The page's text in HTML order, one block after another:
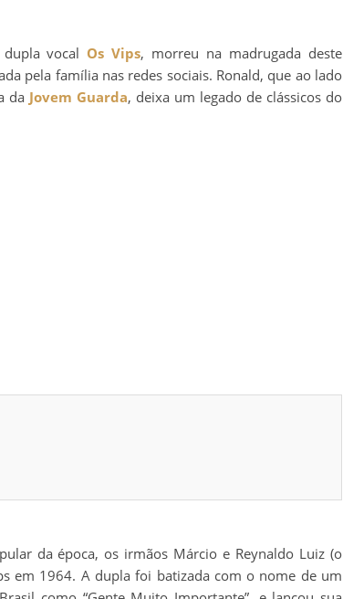
vocal Os Vips, morreu na madrugada deste
pela família nas redes sociais. Ronald, que ao lado
da Jovem Guarda, deixa um legado de clássicos do
da época, os irmãos Márcio e Reynaldo Luiz (o
em 1964. A dupla foi batizada com o nome de um